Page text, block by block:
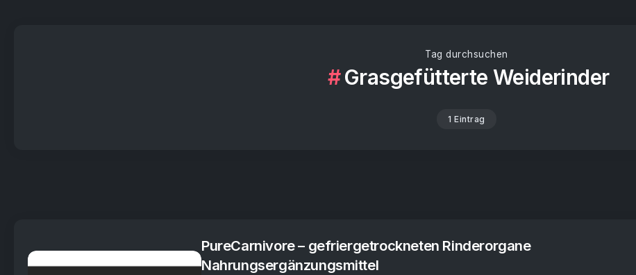
Tag durchsuchen
Grasgefütterte Weiderinder
1 Eintrag
PureCarnivore – gefriergetrockneten Rinderorgane
Nahrungsergänzungsmittel